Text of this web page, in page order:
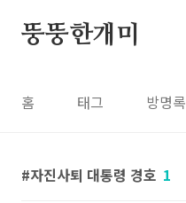
뚱뚱한개미
홈 태그 방명록
자진사퇴 대통령 경호 1